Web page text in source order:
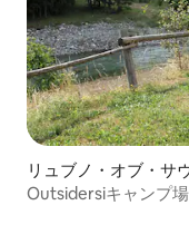
リュブノ・オブ・サ
Outsidersiキャンプ